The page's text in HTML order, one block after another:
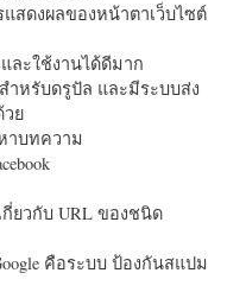
สดงผลของหน้าตาเว็บไซต์
ละใช้งานได้ดีมาก
สำหรับดรูปัล และมีระบบส่ง
วย
าบทความ
ยวกับ URL ของชนิด
คือระบบ ป้องกันสแปม